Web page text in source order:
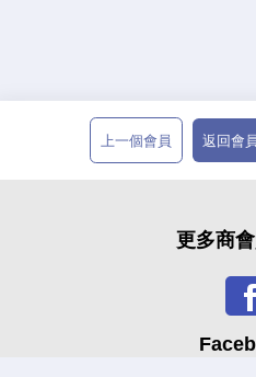
上一個會員 返回會
更多商會